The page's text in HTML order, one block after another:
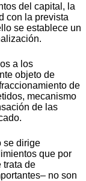
del capital, la
con la prevista
se establece un
a los
objeto de
de
mecanismo
de las
se dirige
que por
trata de
no son